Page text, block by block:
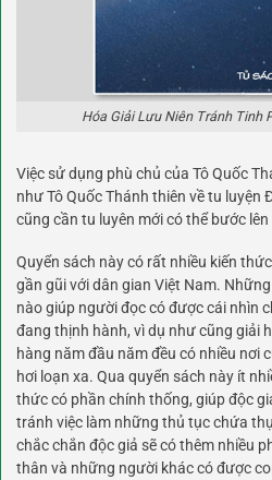
Hóa Giải Lưu Niên Tránh Tinh
Việc sử dụng phù chủ của Tô Quốc
như Tô Quốc Thánh thiên về tu luyện
cũng cần tu luyên mới có thể bước
Quyển sách này có rất nhiều kiến
gần gũi với dân gian Việt Nam.
nào giúp người đọc có được cái nhìn
đang thịnh hành, vì dụ như cũng giải
hàng năm đầu năm đều có nhiều nơi
hơi loạn xa. Qua quyển sách này ít
thức có phần chính thống, giúp độc
tránh việc làm những thủ tục chứa
chắc chắn độc giả sẽ có thêm nhiều
thân và những người khác có được